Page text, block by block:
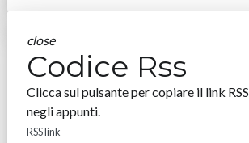
close
Codice Rss
Clicca sul pulsante per copiare il link RSS
negli appunti.
RSS link